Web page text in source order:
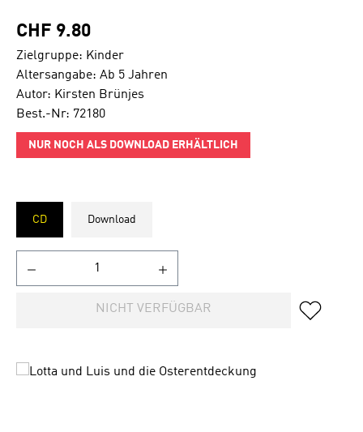
CHF 9.80
Zielgruppe: Kinder
Altersangabe: Ab 5 Jahren
Autor: Kirsten Brünjes
Best.-Nr: 72180
NUR NOCH ALS DOWNLOAD ERHÄLTLICH
CD Download
NICHT VERFÜGBAR
Bildergalerie überspringen